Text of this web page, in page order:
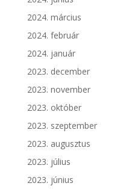
2024. március
2024. február
2024. január
2023. december
2023. november
2023. október
2023. szeptember
2023. augusztus
2023. július
2023. június